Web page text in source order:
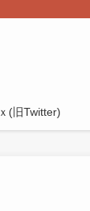
ｘ(旧Twitter)